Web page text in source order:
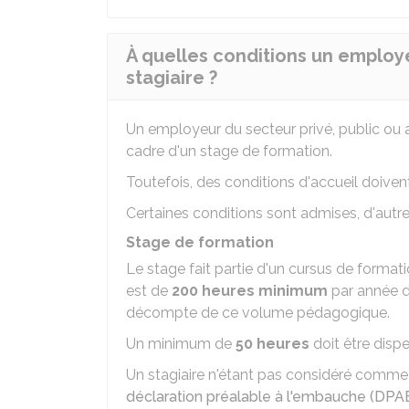
À quelles conditions un
stagiaire ?
Un employeur du secteur privé, public
cadre d'un stage de formation.
Toutefois, des conditions d'accueil
Certaines conditions sont admises,
Stage de formation
Le stage fait partie d'un cursus de
est de 200 heures minimum par année
décompte de ce volume pédagogique.
Un minimum de 50 heures doit être
Un stagiaire n'étant pas considéré
déclaration préalable à l'embauche